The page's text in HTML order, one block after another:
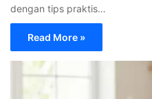
dengan tips praktis…
Read More »